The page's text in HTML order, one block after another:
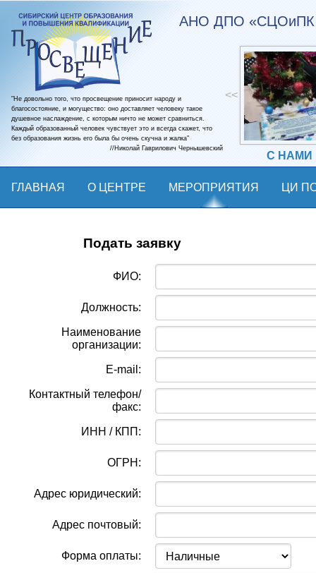
"Не довольно того, что просвещение приносит народу и
благосостояние, и могущество: оно доставляет человеку такое
душевное наслаждение, с которым ничто не может сравниться.
Каждый образованный человек чувствует это и всегда скажет, что
без образования жизнь его была бы очень скучна и жалка"
//Николай Гаврилович Чернышевский
АНО ДПО «СЦОиПК
<<
С НАМИ
ГЛАВНАЯ О ЦЕНТРЕ МЕРОПРИЯТИЯ ЦИ
Подать заявку
ФИО:
Должность:
Наименование
организации:
E-mail:
Контактный телефон/
факс:
ИНН / КПП:
ОГРН:
Адрес юридический:
Адрес почтовый:
Форма оплаты: